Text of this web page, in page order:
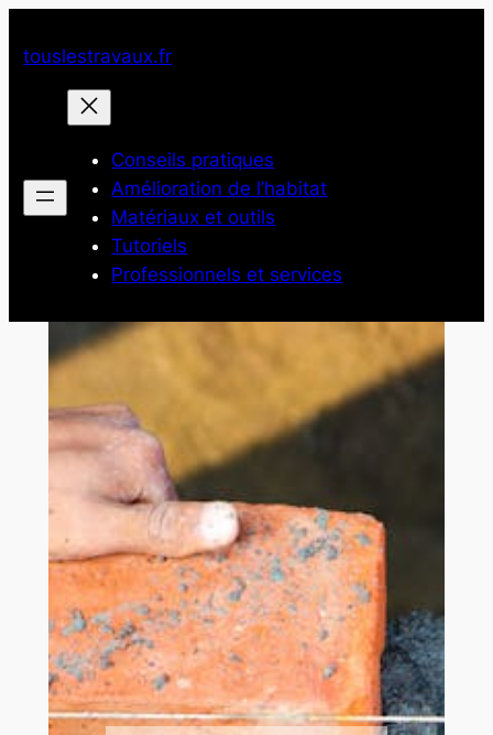
autouslestravaux.fr
Conseils pratiques
Amélioration de l’habitat
Matériaux et outils
Tutoriels
Professionnels et services